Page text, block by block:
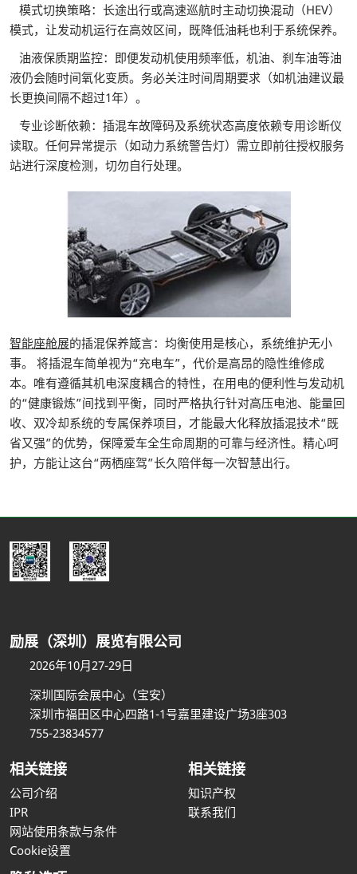
模式切换策略：长途出行或高速巡航时主动切换混动（HEV）
模式，让发动机运行在高效区间，既降低油耗也利于系统保养。
油液保质期监控：即便发动机使用频率低，机油、刹车油等油
液仍会随时间氧化变质。务必关注时间周期要求（如机油建议最
长更换间隔不超过1年）。
专业诊断依赖：插混车故障码及系统状态高度依赖专用诊断仪
读取。任何异常提示（如动力系统警告灯）需立即前往授权服务
站进行深度检测，切勿自行处理。
智能座舱展的插混保养箴言：均衡使用是核心，系统维护无小
事。 将插混车简单视为“充电车”，代价是高昂的隐性维修成
本。唯有遵循其机电深度耦合的特性，在用电的便利性与发动机
的“健康锻炼”间找到平衡，同时严格执行针对高压电池、能量回
收、双冷却系统的专属保养项目，才能最大化释放插混技术“既
省又强”的优势，保障爱车全生命周期的可靠与经济性。精心呵
护，方能让这台“两栖座驾”长久陪伴每一次智慧出行。
励展（深圳）展览有限公司
2026年10月27-29日
深圳国际会展中心（宝安）
深圳市福田区中心四路1-1号嘉里建设广场3座303
755-23834577
相关链接
公司介绍
IPR
网站使用条款与条件
Cookie设置
相关链接
知识产权
联系我们